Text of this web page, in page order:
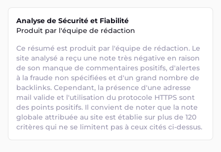
Analyse de Sécurité et Fiabilité
Produit par l'équipe de rédaction
Ce résumé est produit par l'équipe de rédaction. Le
site analysé a reçu une note très négative en raison
de son manque de commentaires positifs, d'alertes
à la fraude non spécifiées et d'un grand nombre de
backlinks. Cependant, la présence d'une adresse
mail valide et l'utilisation du protocole HTTPS sont
des points positifs. Il convient de noter que la note
globale attribuée au site est établie sur plus de 120
critères qui ne se limitent pas à ceux cités ci-dessus.